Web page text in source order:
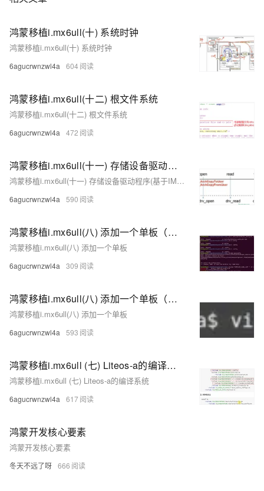
鸿蒙移植i.mx6ull(十) 系统时钟
鸿蒙移植i.mx6ull(十) 系统时钟
6agucrwnzwl4a 604
鸿蒙移植i.mx6ull(十二) 根文件系统
鸿蒙移植i.mx6ull(十二) 根文件系统
6agucrwnzwl4a 472
鸿蒙移植i.mx6ull(十一) 存储设备驱动程序(基于IMX6ULL)
鸿蒙移植i.mx6ull(十一) 存储设备驱动程序(基于IMX6ULL)
6agucrwnzwl4a 590
鸿蒙移植i.mx6ull(八) 添加一个单板（下）
鸿蒙移植i.mx6ull(八) 添加一个单板
6agucrwnzwl4a 309
鸿蒙移植i.mx6ull(八) 添加一个单板（上）
鸿蒙移植i.mx6ull(八) 添加一个单板
6agucrwnzwl4a 593
鸿蒙移植i.mx6ull (七) Liteos-a的编译系统（下）
鸿蒙移植i.mx6ull (七) Liteos-a的编译系统
6agucrwnzwl4a 617
鸿蒙开发核心要素
鸿蒙开发核心要素
冬天不远了呀 666